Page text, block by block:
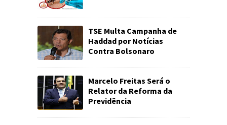
TSE Multa Campanha de
Haddad por Notícias
Contra Bolsonaro
Marcelo Freitas Será o
Relator da Reforma da
Previdência